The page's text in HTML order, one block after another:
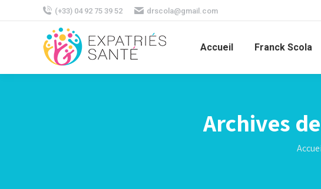
(+33) 04 92 75 39 52 drscola@gmail.com
Accueil Franck Scola
Archives
Vous